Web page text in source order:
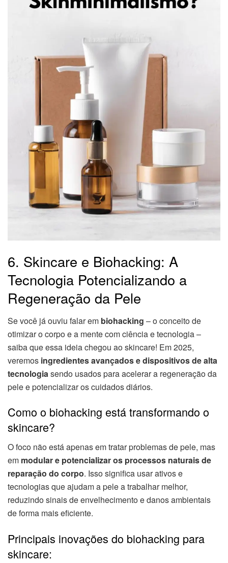
6. Skincare e Biohacking: A
Tecnologia Potencializando a
Regeneração da Pele
Se você já ouviu falar em biohacking – o conceito de
otimizar o corpo e a mente com ciência e tecnologia –
saiba que essa ideia chegou ao skincare! Em 2025,
veremos ingredientes avançados e dispositivos de alta
tecnologia sendo usados para acelerar a regeneração da
pele e potencializar os cuidados diários.
Como o biohacking está transformando o
skincare?
O foco não está apenas em tratar problemas de pele, mas
em modular e potencializar os processos naturais de
reparação do corpo. Isso significa usar ativos e
tecnologias que ajudam a pele a trabalhar melhor,
reduzindo sinais de envelhecimento e danos ambientais
de forma mais eficiente.
Principais inovações do biohacking para
skincare: